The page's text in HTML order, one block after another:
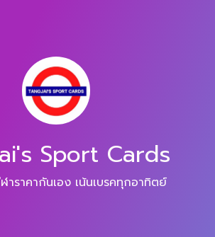
Sport Cards
าราคากันเอง เน้นเบรคทุกอาทิตย์